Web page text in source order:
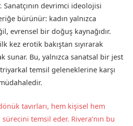
devrimci ideolojisi
bürünür: kadın yalnızca
evrensel bir doğuş kaynağıdır.
kez erotik bakıştan sıyırarak
sunar. Bu, yalnızca sanatsal bir jest
temsil geleneklerine karşı
tavırları, hem kişisel hem
temsil eder. Rivera’nın bu